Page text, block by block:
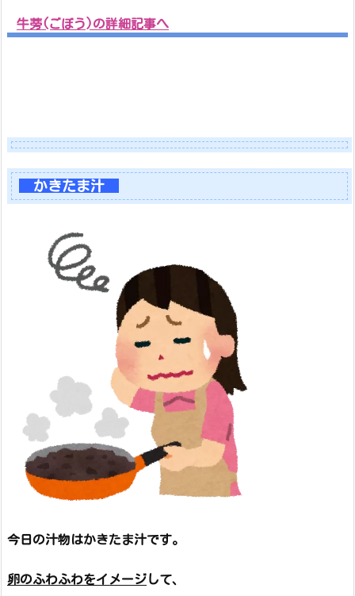
牛蒡(ごぼう)の詳細記事へ
かきたま汁
今日の汁物はかきたま汁です。
卵のふわふわをイメージして、